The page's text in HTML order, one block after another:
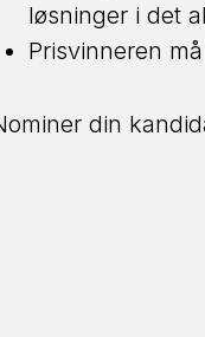
løsninger i det
Prisvinneren
din